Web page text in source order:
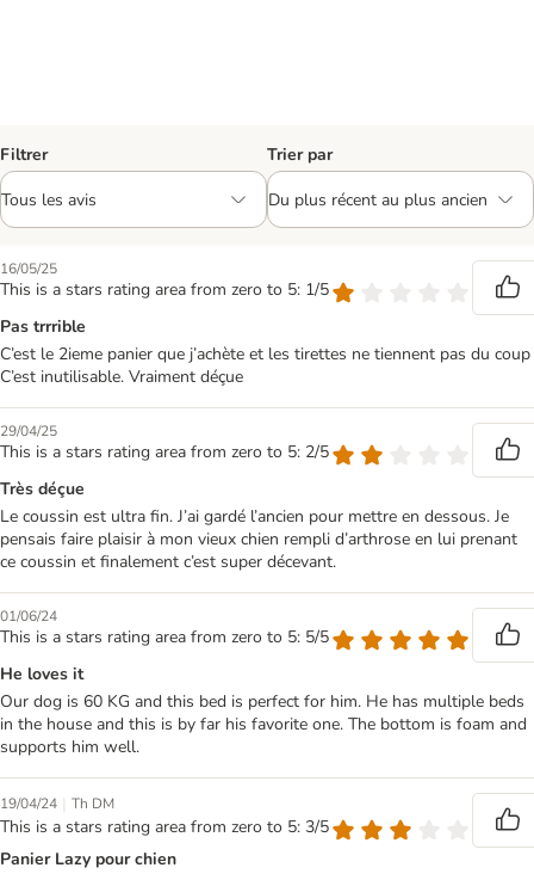
Filtrer Trier par
16/05/25
This is a stars rating area from zero to 5: 1/5
Pas trrrible
C’est le 2ieme panier que j’achète et les tirettes ne tiennent pas du coup
C’est inutilisable. Vraiment déçue
29/04/25
This is a stars rating area from zero to 5: 2/5
Très déçue
Le coussin est ultra fin. J’ai gardé l’ancien pour mettre en dessous. Je
pensais faire plaisir à mon vieux chien rempli d’arthrose en lui prenant
ce coussin et finalement c’est super décevant.
01/06/24
This is a stars rating area from zero to 5: 5/5
He loves it
Our dog is 60 KG and this bed is perfect for him. He has multiple beds
in the house and this is by far his favorite one. The bottom is foam and
supports him well.
19/04/24 | Th DM
This is a stars rating area from zero to 5: 3/5
Panier Lazy pour chien